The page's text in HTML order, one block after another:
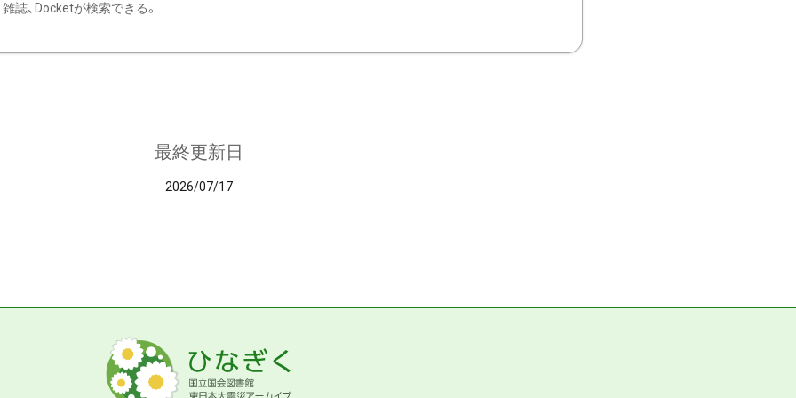
雑誌、Docketが検索できる。
最終更新日
2026/07/17